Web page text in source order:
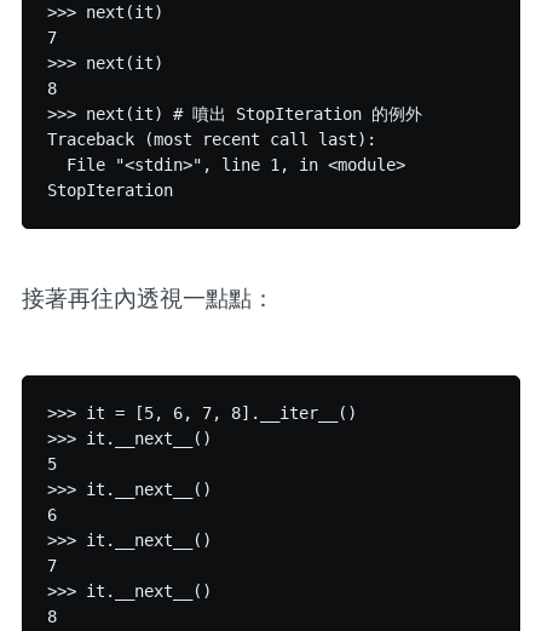
>>> next(it)
7
>>> next(it)
8
>>> next(it) # 噴出 StopIteration 的例外
Traceback (most recent call last):
  File "<stdin>", line 1, in <module>
StopIteration
接著再往內透視一點點：
>>> it = [5, 6, 7, 8].__iter__()
>>> it.__next__()
5
>>> it.__next__()
6
>>> it.__next__()
7
>>> it.__next__()
8